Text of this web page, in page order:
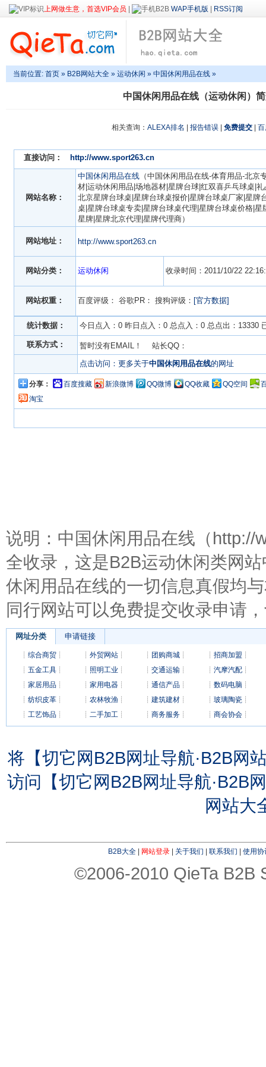
上网做生意，首选VIP会员 WAP手机版 RSS订阅
当前位置: 首页 » B2B网站大全 » 运动休闲 » 中国休闲用品在线 »
中国休闲用品在线（运动休闲）
相关查询： ALEXA排名 报告错误 免费提交
直接访问： http://www.sport263.cn
网站名称：
中国休闲用品在线 （中国休闲用品在线-体育用品-北
材|运动休闲用品|场地器材|星牌台球|红双喜乒乓球桌|
北京星牌台球桌|星牌台球桌报价|星牌台球桌厂家|星牌
桌|星牌台球桌专卖|星牌台球桌代理|星牌台球桌价格|
星牌|星牌北京代理|星牌代理商）
网站地址： http://www.sport263.cn
网站分类： 运动休闲 收录时间：2011/10/22
网站权重： 百度评级： 谷歌PR： 搜狗评级： [官方数据]
统计数据： 今日点入：0 昨日点入：0 总点入：0 总点出：13330
联系方式：
暂时没有EMAIL！ 站长QQ：
点击访问：更多关于中国休闲用品在线的网址
分享： 百度搜藏 新浪微博 QQ微博 QQ收藏 QQ空间
淘宝
说明：中国休闲用品在线（http://
全收录，这是B2B运动休闲类网
休闲用品在线的一切信息真假均
同行网站可以免费提交收录申请
网址分类 申请链接
┊ 综合商贸 ┊ ┊ 外贸网站 ┊ ┊ 团购商城 ┊ ┊ 招商加盟 ┊
┊ 五金工具 ┊ ┊ 照明工业 ┊ ┊ 交通运输 ┊ ┊ 汽摩汽配┊
┊ 家居用品 ┊ ┊ 家用电器 ┊ ┊ 通信产品 ┊ ┊ 数码电脑 ┊
┊ 纺织皮革 ┊ ┊ 农林牧渔 ┊ ┊ 建筑建材 ┊ ┊ 玻璃陶瓷┊
┊ 工艺饰品 ┊ ┊ 二手加工 ┊ ┊ 商务服务 ┊ ┊ 商会协会┊
将【切它网B2B网址导航·B2B网
访问【切它网B2B网址导航·B2B
网站大
B2B大全| 网站登录| 关于我们 联系我们 使用协
©2006-2010 QieTa B2B